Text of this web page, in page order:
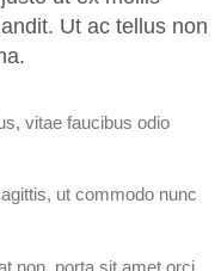
Ut ac tellus non
vitae faucibus odio
ut commodo nunc
non, porta sit amet orci.